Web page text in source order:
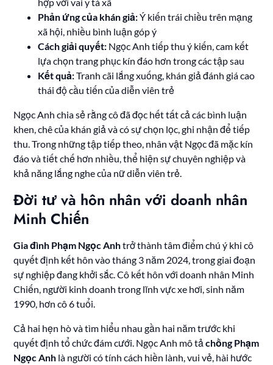
Phản ứng của khán giả:Ý kiến trái chiều trên mạng
xã hội, nhiều bình luận góp ý
Cách giải quyết: Ngọc Anh tiếp thu ý kiến, cam kết
lựa chọn trang phục kín đáo hơn trong các tập sau
Kết quả:Tranh cãi lắng xuống, khán giả đánh giá cao
thái độ cầu tiến của diễn viên trẻ
Ngọc Anh chia sẻ rằng cô đã đọc hết tất cả các bình luận
khen, chê của khán giả và có sự chọn lọc, ghi nhận để tiếp
thu. Trong những tập tiếp theo, nhân vật Ngọc đã mặc kín
đáo và tiết chế hơn nhiều, thể hiện sự chuyên nghiệp và
khả năng lắng nghe của nữ diễn viên trẻ.
Đời tư và hôn nhân với doanh nhân
Minh Chiến
Gia đình Phạm Ngọc Anhtrở thành tâm điểm chú ý khi cô
quyết định kết hôn vào tháng 3 năm 2024, trong giai đoạn
sự nghiệp đang khởi sắc. Cô kết hôn với doanh nhân Minh
Chiến, người kinh doanh trong lĩnh vực xe hơi, sinh năm
1990, hơn cô 6 tuổi.
Cả hai hẹn hò và tìm hiểu nhau gần hai năm trước khi
quyết định tổ chức đám cưới. Ngọc Anh mô tảchồng Phạm
Ngọc Anh là người có tính cách hiền lành, vui vẻ, hài hước